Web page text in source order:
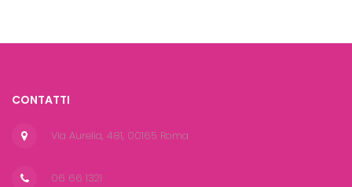
CONTATTI
Via Aurelia, 481, 00165 Roma
06 66 1321